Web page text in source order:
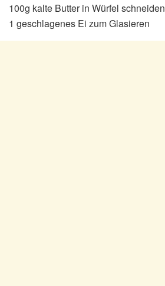
100g kalte Butter in Würfel schneiden
1 geschlagenes Ei zum Glasieren